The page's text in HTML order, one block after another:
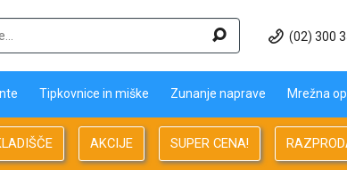
(02) 300
Tipkovnice in miške Zunanje naprave Mrežna
AKCIJE SUPER CENA!